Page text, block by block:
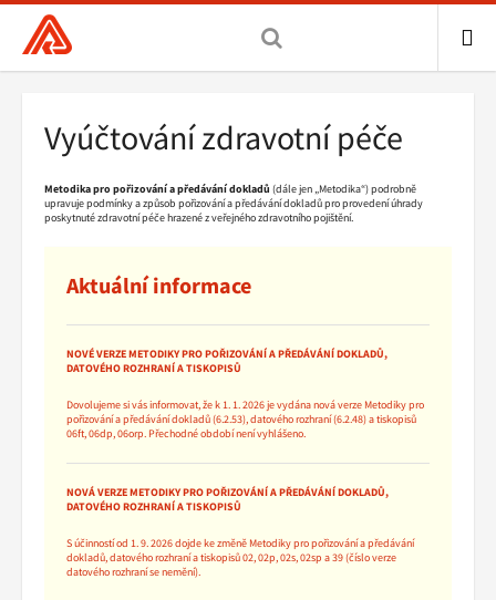
Všeobecná
zdravotní
hlavní
stránka
Drobečková
navigace
Vyúčtování zdravotní péče
Metodika pro pořizování a předávání dokladů (dále jen „Metodika“) podrobně
upravuje podmínky a způsob pořizování a předávání dokladů pro provedení úhrady
poskytnuté zdravotní péče hrazené z veřejného zdravotního pojištění.
Aktuální informace
NOVÉ VERZE METODIKY PRO POŘIZOVÁNÍ A PŘEDÁVÁNÍ DOKLADŮ,
DATOVÉHO ROZHRANÍ A TISKOPISŮ
Dovolujeme si vás informovat, že k 1. 1. 2026 je vydána nová verze Metodiky pro
pořizování a předávání dokladů (6.2.53), datového rozhraní (6.2.48) a tiskopisů
06ft, 06dp, 06orp. Přechodné období není vyhlášeno.
NOVÁ VERZE METODIKY PRO POŘIZOVÁNÍ A PŘEDÁVÁNÍ DOKLADŮ,
DATOVÉHO ROZHRANÍ A TISKOPISŮ
S účinností od 1. 9. 2026 dojde ke změně Metodiky pro pořizování a předávání
dokladů, datového rozhraní a tiskopisů 02, 02p, 02s, 02sp a 39 (číslo verze
datového rozhraní se nemění).